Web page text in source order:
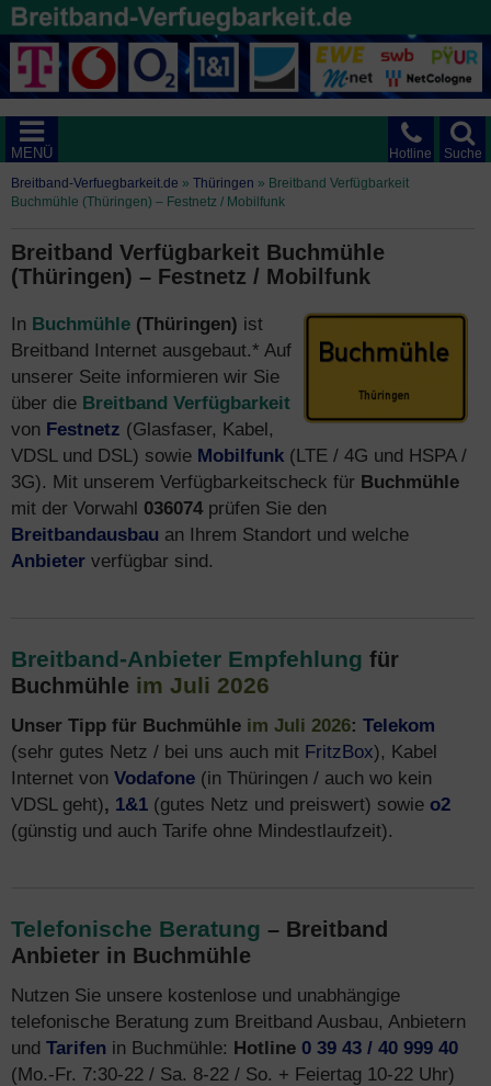
Suche
Hotline
MENÜ
Breitband-Verfuegbarkeit.de » Thüringen » Breitband Verfügbarkeit
Buchmühle (Thüringen) – Festnetz / Mobilfunk
Breitband Verfügbarkeit Buchmühle
(Thüringen) – Festnetz / Mobilfunk
In Buchmühle (Thüringen) ist
Breitband Internet ausgebaut.* Auf
unserer Seite informieren wir Sie
über die Breitband Verfügbarkeit
von Festnetz (Glasfaser, Kabel,
VDSL und DSL) sowie Mobilfunk (LTE / 4G und HSPA /
3G). Mit unserem Verfügbarkeitscheck für Buchmühle
mit der Vorwahl 036074 prüfen Sie den
Breitbandausbau an Ihrem Standort und welche
Anbieter verfügbar sind.
Breitband-Anbieter Empfehlung für
Buchmühle im Juli 2026
Unser Tipp für Buchmühle im Juli 2026: Telekom
(sehr gutes Netz / bei uns auch mit FritzBox), Kabel
Internet von Vodafone (in Thüringen / auch wo kein
VDSL geht), 1&1 (gutes Netz und preiswert) sowie o2
(günstig und auch Tarife ohne Mindestlaufzeit).
Telefonische Beratung – Breitband
Anbieter in Buchmühle
Nutzen Sie unsere kostenlose und unabhängige
telefonische Beratung zum Breitband Ausbau, Anbietern
und Tarifen in Buchmühle: Hotline 0 39 43 / 40 999 40
(Mo.-Fr. 7:30-22 / Sa. 8-22 / So. + Feiertag 10-22 Uhr)